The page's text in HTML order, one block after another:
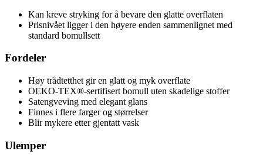
Kan kreve stryking for å bevare den glatte overflaten
Prisnivået ligger i den høyere enden sammenlignet med
standard bomullsett
Fordeler
Høy trådtetthet gir en glatt og myk overflate
OEKO-TEX®-sertifisert bomull uten skadelige stoffer
Satengveving med elegant glans
Finnes i flere farger og størrelser
Blir mykere etter gjentatt vask
Ulemper